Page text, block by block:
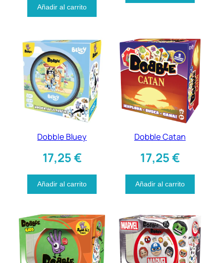
Añadir al carrito
Dobble Bluey
17,25€
Añadir al carrito
Dobble Catan
17,25€
Añadir al carrito